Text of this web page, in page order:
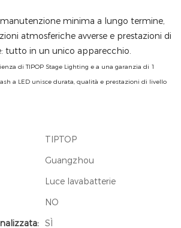
minima a lungo termine,
atmosferiche avverse e prestazioni di
tutto in un unico apparecchio.
di TIPOP Stage Lighting e a una garanzia di 1
a LED unisce durata, qualità e prestazioni di livello
TIPTOP
Guangzhou
Luce lavabatterie
NO
SÌ